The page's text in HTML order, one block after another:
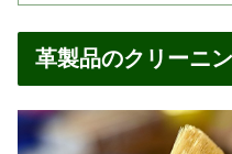
革製品のクリーニ